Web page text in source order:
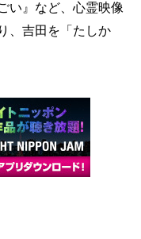
い』など、心霊映像
、吉田を「たしか